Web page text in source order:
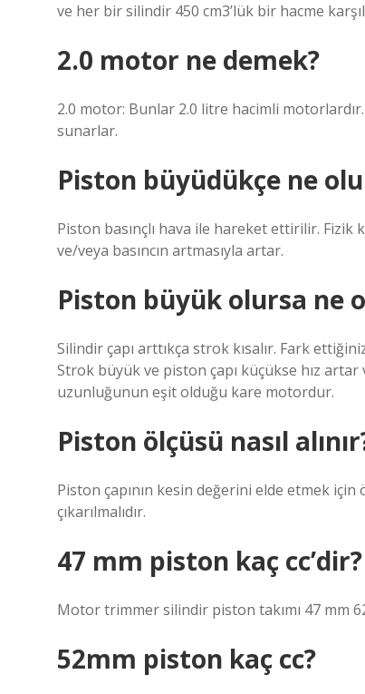
ve her bir silindir 450 cm3’lük bir hacme
2.0 motor ne demek?
2.0 motor: Bunlar 2.0 litre hacimli
sunarlar.
Piston büyüdükçe ne
Piston basınçlı hava ile hareket ettirilir. Fizik
ve/veya basıncın artmasıyla artar.
Piston büyük olursa ne
Silindir çapı arttıkça strok kısalır. Fark
Strok büyük ve piston çapı küçükse hız
uzunluğunun eşit olduğu kare motordur.
Piston ölçüsü nasıl
Piston çapının kesin değerini elde etmek için
çıkarılmalıdır.
47 mm piston kaç cc’dir?
Motor trimmer silindir piston takımı 47 mm
52mm piston kaç cc?